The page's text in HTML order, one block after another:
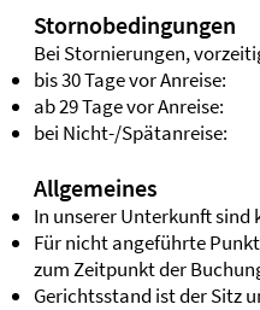
Stornobedingungen
Bei Stornierungen,
bis 30 Tage vor
ab 29 Tage vor Anreise:
bei Nicht-/Spätanreise:
Allgemeines
In unserer Unterkunft sind
Für nicht angeführte
zum Zeitpunkt der
Gerichtsstand ist der Sitz